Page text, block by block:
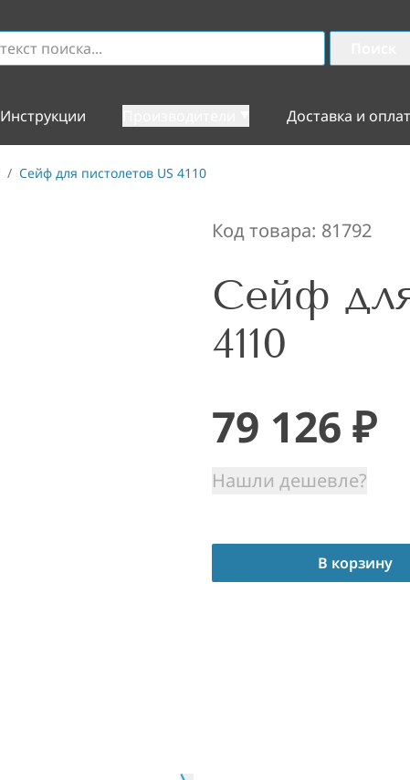
Инструкции Доставка и
/ Сейф для пистолетов US 4110
Код товара: 81792
Сейф
4110
79 126 ₽
Нашли дешевле?
В корзину